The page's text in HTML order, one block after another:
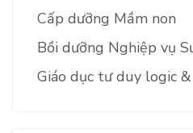
Cấp dưỡng Mầm non
Bồi dưỡng Nghiệp vụ
Giáo dục tư duy logic